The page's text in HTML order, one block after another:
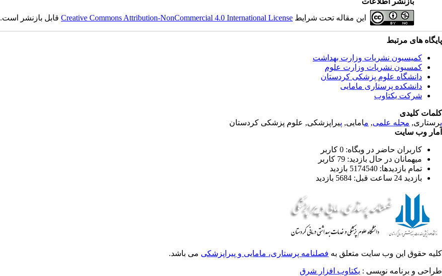
این مقاله تحت شرایط Creative Commons Attribution-NonCommercial 4.0 International Licenseقابل بازنشر است.
پایگاه های مرتبط
کمیسیون نشریات وزارت بهداشت
کمسیون نشریات وزارت علوم
دانشگاه علوم پزشکی کردستان
دانشکده پرستاری مامایی
شرکت یکتاوب
کلمات کلیدی
پرستاری, مجله علمی, مامایی, پیراپزشکی, علوم پزشکی کردستان
آمار وب سایت
کاربران حاضر در وبگاه: 0 کاربر
میهمانان در حال بازدید: 79 کاربر
تمام بازدید‌ها: 5174540 بازدید
بازدید 24 ساعت قبل: 5684 بازدید
کلیه حقوق این وب سایت متعلق به فصلنامه پرستاری، مامایی و پیراپزشکی می باشد.
طراحی و برنامه نویسی : یکتاوب افزار شرق